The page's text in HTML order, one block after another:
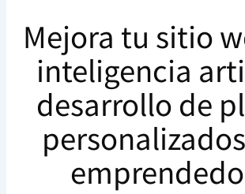
Mejora tu sitio
inteligencia
desarrollo de